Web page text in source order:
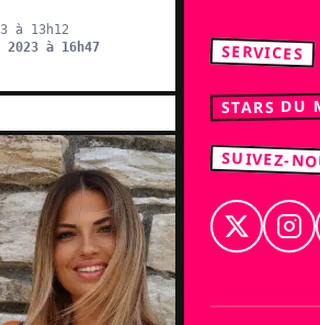
SERVICES
STARS DU
SUIVEZ-
à 13h12
à 16h47